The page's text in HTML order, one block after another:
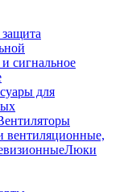
сигнальное
для
вентиляционные,
Люки